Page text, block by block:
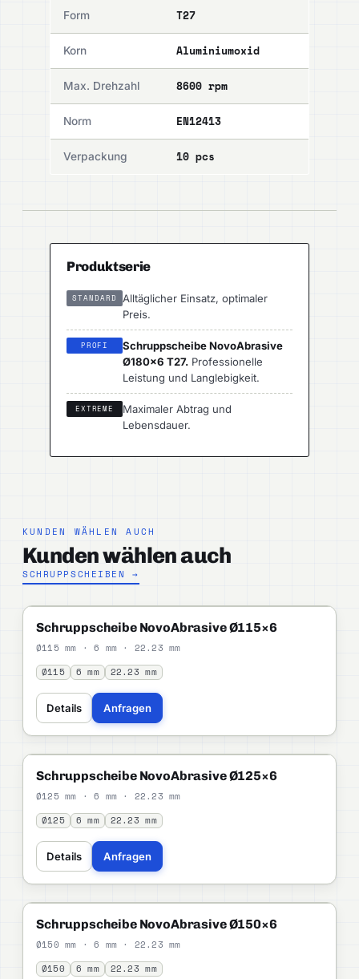
Form T27
Korn Aluminiumoxid
Max. Drehzahl 8600 rpm
Norm EN12413
Verpackung 10 pcs
Produktserie
STANDARD
Alltäglicher Einsatz, optimaler
Preis.
PROFI
Schruppscheibe NovoAbrasive
Ø180×6 T27. Professionelle
Leistung und Langlebigkeit.
EXTREME
Maximaler Abtrag und
Lebensdauer.
KUNDEN WÄHLEN AUCH
Kunden wählen auch
SCHRUPPSCHEIBEN →
PROFI NOVOABRASIVE
Schruppscheibe NovoAbrasive Ø115×6
Ø115 mm · 6 mm · 22.23 mm
Ø115 6 mm 22.23 mm
Details Anfragen
PROFI NOVOABRASIVE
Schruppscheibe NovoAbrasive Ø125×6
Ø125 mm · 6 mm · 22.23 mm
Ø125 6 mm 22.23 mm
Details Anfragen
PROFI NOVOABRASIVE
Schruppscheibe NovoAbrasive Ø150×6
Ø150 mm · 6 mm · 22.23 mm
Ø150 6 mm 22.23 mm